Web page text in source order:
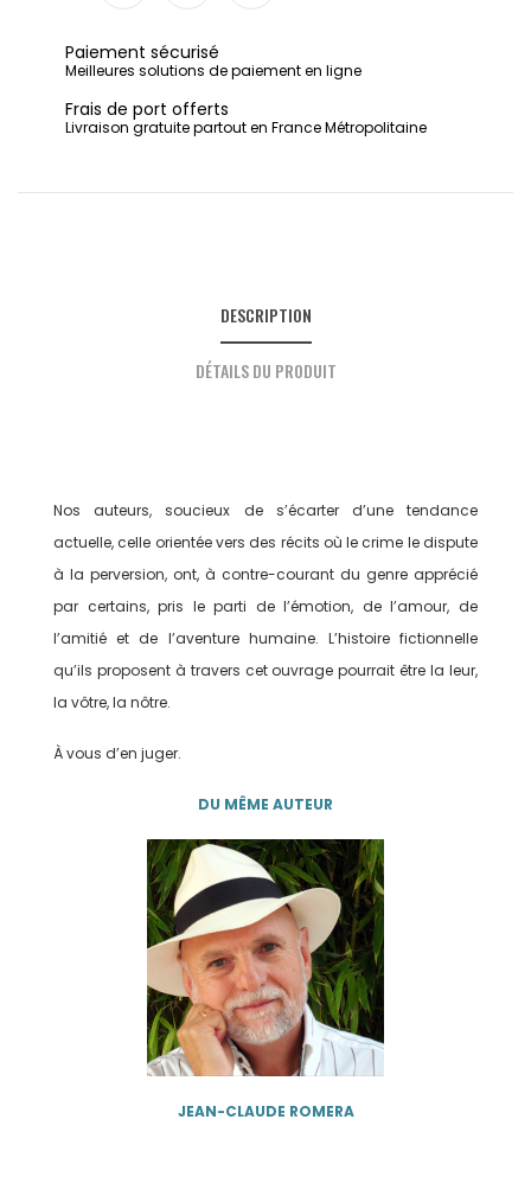
Paiement sécurisé
Meilleures solutions de paiement en ligne
Frais de port offerts
Livraison gratuite partout en France Métropolitaine
DESCRIPTION
DÉTAILS DU PRODUIT
Nos auteurs, soucieux de s’écarter d’une tendance
actuelle, celle orientée vers des récits où le crime le dispute
à la perversion, ont, à contre-courant du genre apprécié
par certains, pris le parti de l’émotion, de l’amour, de
l’amitié et de l’aventure humaine. L’histoire fictionnelle
qu’ils proposent à travers cet ouvrage pourrait être la leur,
la vôtre, la nôtre.
À vous d’en juger.
DU MÊME AUTEUR
JEAN-CLAUDE ROMERA